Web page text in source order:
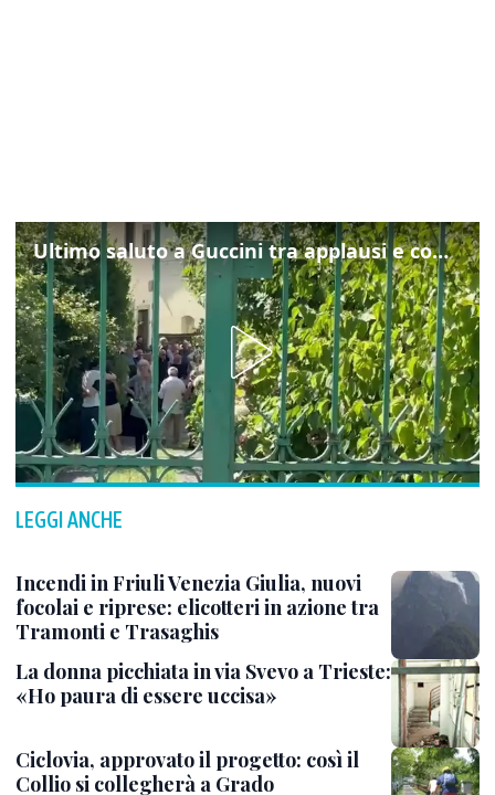
Ultimo saluto a Guccini tra applausi e commozione a Pavana
LEGGI ANCHE
Incendi in Friuli Venezia Giulia, nuovi
focolai e riprese: elicotteri in azione tra
Tramonti e Trasaghis
La donna picchiata in via Svevo a Trieste:
«Ho paura di essere uccisa»
Ciclovia, approvato il progetto: così il
Collio si collegherà a Grado